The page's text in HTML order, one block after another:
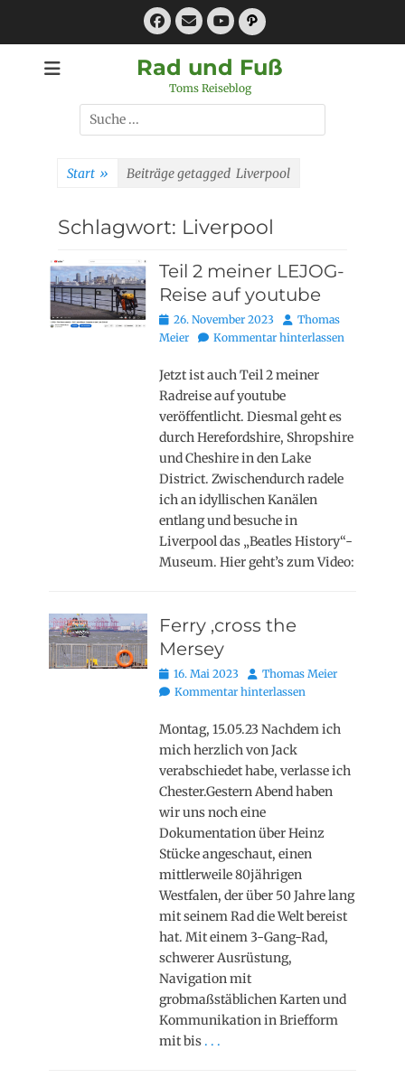
Facebook
E-
MailYouTube
Pfad
Rad und Fuß
Toms Reiseblog
Suchen
nach:
Start » Beiträge getagged Liverpool
Schlagwort: Liverpool
Teil 2 meiner LEJOG-
Reise auf youtube
Posted
on
26. November 2023 AutorThomas
Meier
Kommentar hinterlassen
Jetzt ist auch Teil 2 meiner
Radreise auf youtube
veröffentlicht. Diesmal geht es
durch Herefordshire, Shropshire
und Cheshire in den Lake
District. Zwischendurch radele
ich an idyllischen Kanälen
entlang und besuche in
Liverpool das „Beatles History“-
Museum. Hier geht’s zum Video:
Ferry ‚cross the
Mersey
Posted
on
16. Mai 2023 AutorThomas Meier
Kommentar hinterlassen
Montag, 15.05.23 Nachdem ich
mich herzlich von Jack
verabschiedet habe, verlasse ich
Chester.Gestern Abend haben
wir uns noch eine
Dokumentation über Heinz
Stücke angeschaut, einen
mittlerweile 80jährigen
Westfalen, der über 50 Jahre lang
mit seinem Rad die Welt bereist
hat. Mit einem 3-Gang-Rad,
schwerer Ausrüstung,
Navigation mit
grobmaßstäblichen Karten und
Kommunikation in Briefform
mit bis . . .